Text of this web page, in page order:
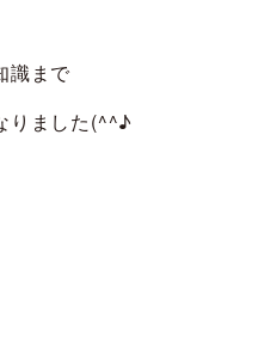
識まで
りました(^^♪